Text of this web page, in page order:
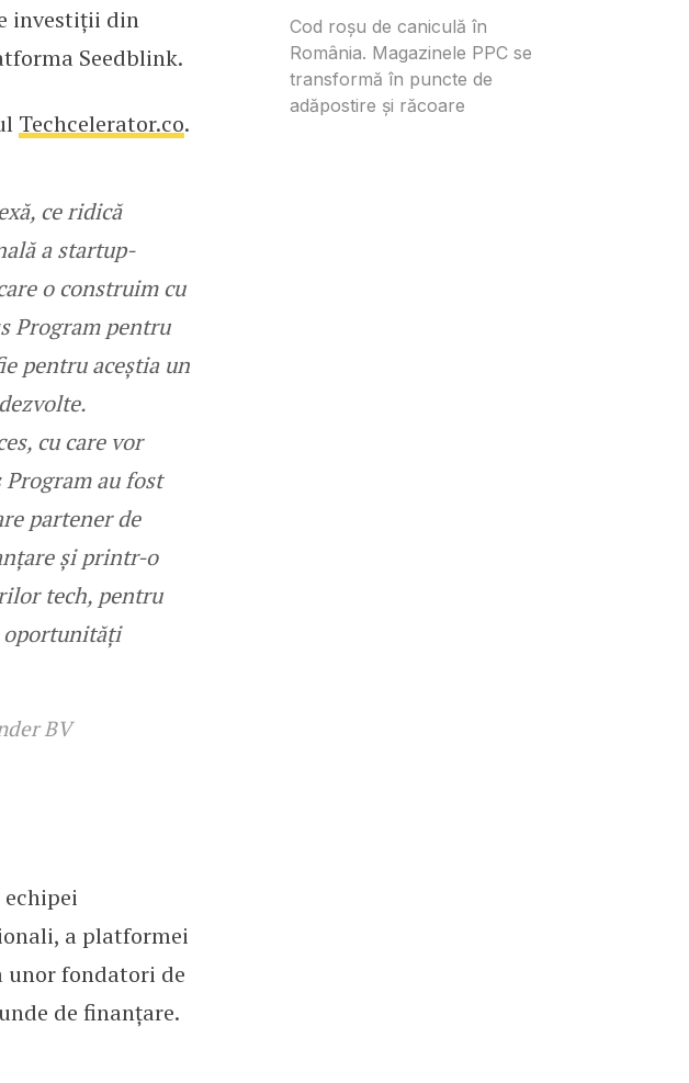
investiții din
Seedblink.
Techcelerator.co.
ce ridică
a startup-
o construim cu
Program pentru
pentru aceștia un
cu care vor
au fost
partener de
și printr-o
tech, pentru
oportunități
BV
a platformei
unor fondatori de
de finanțare.
Cod roșu de caniculă în
România. Magazinele PPC se
transformă în puncte de
adăpostire și răcoare